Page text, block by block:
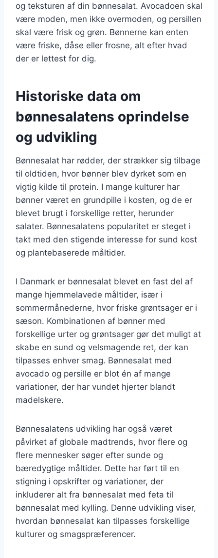
og teksturen af din bønnesalat. Avocadoen skal
være moden, men ikke overmoden, og persillen
skal være frisk og grøn. Bønnerne kan enten
være friske, dåse eller frosne, alt efter hvad
der er lettest for dig.
Historiske data om
bønnesalatens oprindelse
og udvikling
Bønnesalat har rødder, der strækker sig tilbage
til oldtiden, hvor bønner blev dyrket som en
vigtig kilde til protein. I mange kulturer har
bønner været en grundpille i kosten, og de er
blevet brugt i forskellige retter, herunder
salater. Bønnesalatens popularitet er steget i
takt med den stigende interesse for sund kost
og plantebaserede måltider.
I Danmark er bønnesalat blevet en fast del af
mange hjemmelavede måltider, især i
sommermånederne, hvor friske grøntsager er i
sæson. Kombinationen af bønner med
forskellige urter og grøntsager gør det muligt at
skabe en sund og velsmagende ret, der kan
tilpasses enhver smag. Bønnesalat med
avocado og persille er blot én af mange
variationer, der har vundet hjerter blandt
madelskere.
Bønnesalatens udvikling har også været
påvirket af globale madtrends, hvor flere og
flere mennesker søger efter sunde og
bæredygtige måltider. Dette har ført til en
stigning i opskrifter og variationer, der
inkluderer alt fra bønnesalat med feta til
bønnesalat med kylling. Denne udvikling viser,
hvordan bønnesalat kan tilpasses forskellige
kulturer og smagspræferencer.